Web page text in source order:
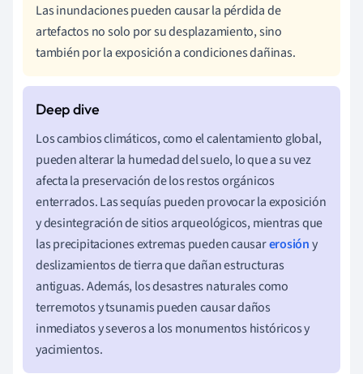
Las inundaciones pueden causar la pérdida de
artefactos no solo por su desplazamiento, sino
también por la exposición a condiciones dañinas.
Los cambios climáticos, como el calentamiento global,
pueden alterar la humedad del suelo, lo que a su vez
afecta la preservación de los restos orgánicos
enterrados. Las sequías pueden provocar la exposición
y desintegración de sitios arqueológicos, mientras que
las precipitaciones extremas pueden causarerosióny
deslizamientos de tierra que dañan estructuras
antiguas. Además, los desastres naturales como
terremotos y tsunamis pueden causar daños
inmediatos y severos a los monumentos históricos y
yacimientos.